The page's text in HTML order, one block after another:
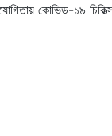
কোভিড-১৯